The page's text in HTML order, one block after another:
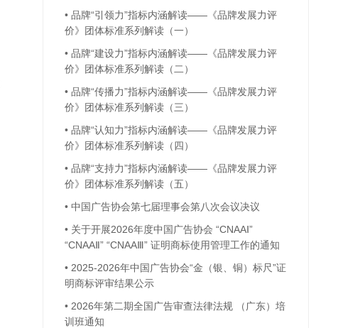
• 品牌“引领力”指标内涵解读——《品牌发展力评
价》团体标准系列解读（一）
• 品牌“建设力”指标内涵解读——《品牌发展力评
价》团体标准系列解读（二）
• 品牌“传播力”指标内涵解读——《品牌发展力评
价》团体标准系列解读（三）
• 品牌“认知力”指标内涵解读——《品牌发展力评
价》团体标准系列解读（四）
• 品牌“支持力”指标内涵解读——《品牌发展力评
价》团体标准系列解读（五）
• 中国广告协会第七届理事会第八次会议决议
• 关于开展2026年度中国广告协会 “CNAAⅠ”
“CNAAⅡ” “CNAAⅢ” 证明商标使用管理工作的通知
• 2025-2026年中国广告协会“金（银、铜）标尺”证
明商标评审结果公示
• 2026年第二期全国广告审查法律法规 （广东）培
训班通知